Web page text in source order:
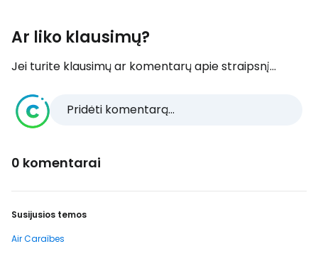
Ar liko klausimų?
Jei turite klausimų ar komentarų apie straipsnį...
Pridėti komentarą...
0 komentarai
Susijusios temos
Air Caraïbes